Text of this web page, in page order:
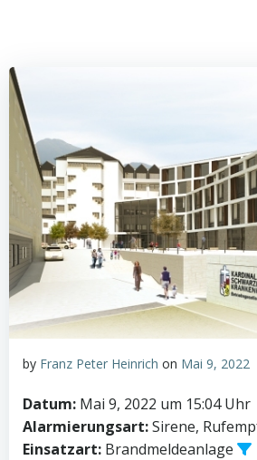
by Franz Peter Heinrich on Mai 9, 2022
Datum: Mai 9, 2022 um 15:04 Uhr
Alarmierungsart:Sirene,
Einsatzart: Brandmeldeanlage